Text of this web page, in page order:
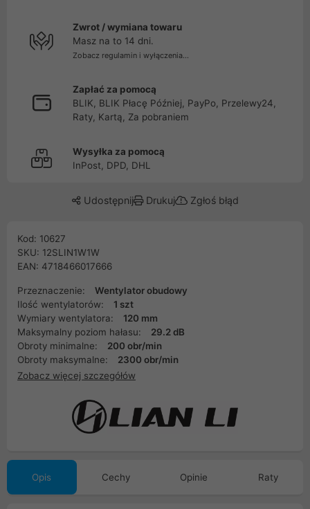
Zwrot / wymiana towaru
Masz na to 14 dni.
Zobacz regulamin i wyłączenia...
Zapłać za pomocą
BLIK, BLIK Płacę Później, PayPo, Przelewy24,
Raty, Kartą, Za pobraniem
Wysyłka za pomocą
InPost, DPD, DHL
Udostępnij Drukuj Zgłoś błąd
Kod: 10627
SKU: 12SLIN1W1W
EAN: 4718466017666
Przeznaczenie:
Wentylator obudowy
Ilość wentylatorów:
1 szt
Wymiary wentylatora:
120 mm
Maksymalny poziom hałasu:
29.2 dB
Obroty minimalne:
200 obr/min
Obroty maksymalne:
2300 obr/min
Zobacz więcej szczegółów
Opis Cechy Opinie Raty